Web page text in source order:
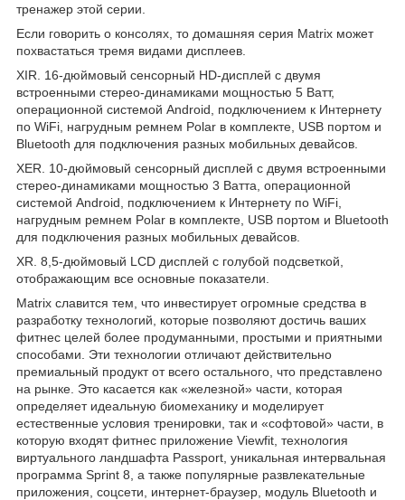
тренажер этой серии.
Если говорить о консолях, то домашняя серия Matrix может
похвастаться тремя видами дисплеев.
XIR. 16-дюймовый сенсорный HD-дисплей с двумя
встроенными стерео-динамиками мощностью 5 Ватт,
операционной системой Android, подключением к Интернету
по WiFi, нагрудным ремнем Polar в комплекте, USB портом и
Bluetooth для подключения разных мобильных девайсов.
XER. 10-дюймовый сенсорный дисплей с двумя встроенными
стерео-динамиками мощностью 3 Ватта, операционной
системой Android, подключением к Интернету по WiFi,
нагрудным ремнем Polar в комплекте, USB портом и Bluetooth
для подключения разных мобильных девайсов.
XR. 8,5-дюймовый LCD дисплей с голубой подсветкой,
отображающим все основные показатели.
Matrix славится тем, что инвестирует огромные средства в
разработку технологий, которые позволяют достичь ваших
фитнес целей более продуманными, простыми и приятными
способами. Эти технологии отличают действительно
премиальный продукт от всего остального, что представлено
на рынке. Это касается как «железной» части, которая
определяет идеальную биомеханику и моделирует
естественные условия тренировки, так и «софтовой» части, в
которую входят фитнес приложение Viewfit, технология
виртуального ландшафта Passport, уникальная интервальная
программа Sprint 8, а также популярные развлекательные
приложения, соцсети, интернет-браузер, модуль Bluetooth и